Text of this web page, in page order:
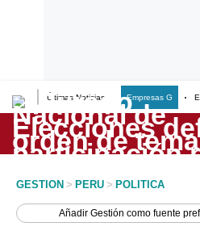
Últimas Noticias Empresas G
Lo último
Peru Quiosco
GESTION > PERU > POLITICA
AñadirGestión como fuente